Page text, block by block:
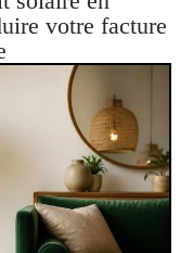
votre facture